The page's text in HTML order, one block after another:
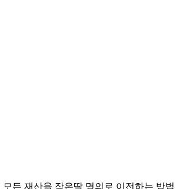
모든 재산을 작은딸 명의로 이전하는 방법